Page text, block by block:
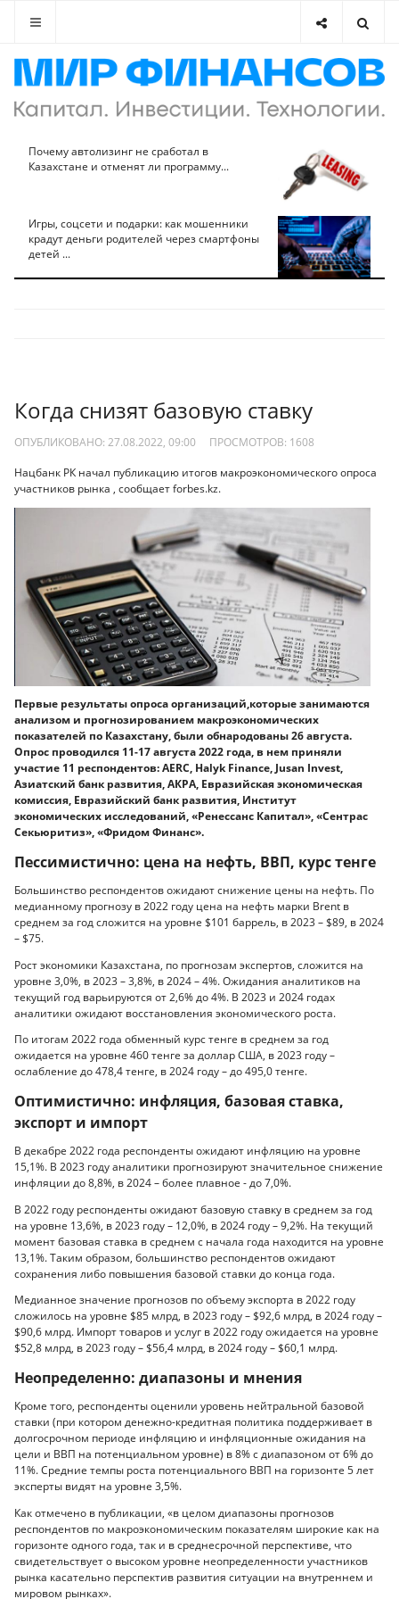
Почему автолизинг не сработал в
Казахстане и отменят ли программу...
Игры, соцсети и подарки: как мошенники
крадут деньги родителей через смартфоны
детей ...
Когда снизят базовую ставку
ОПУБЛИКОВАНО: 27.08.2022, 09:00 ПРОСМОТРОВ: 1608
Нацбанк РК начал публикацию итогов макроэкономического опроса
участников рынка , сообщает forbes.kz.
Первые результаты опроса организаций,которые занимаются
анализом и прогнозированием макроэкономических
показателей по Казахстану, были обнародованы 26 августа.
Опрос проводился 11-17 августа 2022 года, в нем приняли
участие 11 респондентов: AERC, Halyk Finance, Jusan Invest,
Азиатский банк развития, АКРА, Евразийская экономическая
комиссия, Евразийский банк развития, Институт
экономических исследований, «Ренессанс Капитал», «Сентрас
Секьюритиз», «Фридом Финанс».
Пессимистично: цена на нефть, ВВП, курс тенге
Большинство респондентов ожидают снижение цены на нефть. По
медианному прогнозу в 2022 году цена на нефть марки Brent в
среднем за год сложится на уровне $101 баррель, в 2023 – $89, в 2024
– $75.
Рост экономики Казахстана, по прогнозам экспертов, сложится на
уровне 3,0%, в 2023 – 3,8%, в 2024 – 4%. Ожидания аналитиков на
текущий год варьируются от 2,6% до 4%. В 2023 и 2024 годах
аналитики ожидают восстановления экономического роста.
По итогам 2022 года обменный курс тенге в среднем за год
ожидается на уровне 460 тенге за доллар США, в 2023 году –
ослабление до 478,4 тенге, в 2024 году – до 495,0 тенге.
Оптимистично: инфляция, базовая ставка,
экспорт и импорт
В декабре 2022 года респонденты ожидают инфляцию на уровне
15,1%. В 2023 году аналитики прогнозируют значительное снижение
инфляции до 8,8%, в 2024 – более плавное - до 7,0%.
В 2022 году респонденты ожидают базовую ставку в среднем за год
на уровне 13,6%, в 2023 году – 12,0%, в 2024 году – 9,2%. На текущий
момент базовая ставка в среднем с начала года находится на уровне
13,1%. Таким образом, большинство респондентов ожидают
сохранения либо повышения базовой ставки до конца года.
Медианное значение прогнозов по объему экспорта в 2022 году
сложилось на уровне $85 млрд, в 2023 году – $92,6 млрд, в 2024 году –
$90,6 млрд. Импорт товаров и услуг в 2022 году ожидается на уровне
$52,8 млрд, в 2023 году – $56,4 млрд, в 2024 году – $60,1 млрд.
Неопределенно: диапазоны и мнения
Кроме того, респонденты оценили уровень нейтральной базовой
ставки (при котором денежно-кредитная политика поддерживает в
долгосрочном периоде инфляцию и инфляционные ожидания на
цели и ВВП на потенциальном уровне) в 8% с диапазоном от 6% до
11%. Средние темпы роста потенциального ВВП на горизонте 5 лет
эксперты видят на уровне 3,5%.
Как отмечено в публикации, «в целом диапазоны прогнозов
респондентов по макроэкономическим показателям широкие как на
горизонте одного года, так и в среднесрочной перспективе, что
свидетельствует о высоком уровне неопределенности участников
рынка касательно перспектив развития ситуации на внутреннем и
мировом рынках».